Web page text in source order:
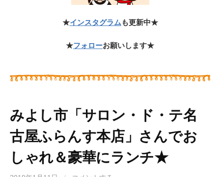
★インスタグラムも更新中★
★フォローお願いします★
みよし市「サロン・ド・テ名
古屋ふらんす本店」さんでお
しゃれ＆豪華にランチ★